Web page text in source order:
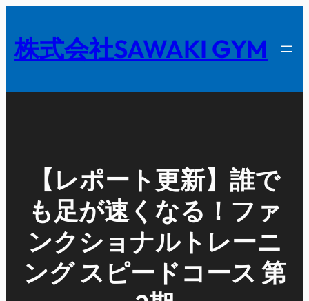
を
キ
株式会社SAWAKI GYM
【レポート更新】誰で
も足が速くなる！ファ
ンクショナルトレーニ
ング スピードコース 第